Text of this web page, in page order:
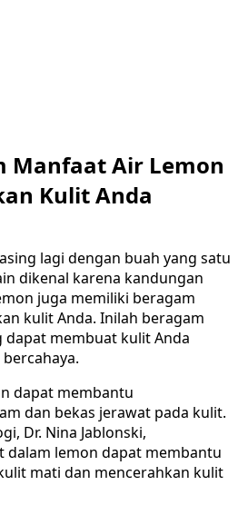
Manfaat Air Lemon
Kulit Anda
lagi dengan buah yang satu
dikenal karena kandungan
juga memiliki beragam
kulit Anda. Inilah beragam
membuat kulit Anda
dapat membantu
dan bekas jerawat pada kulit.
Dr. Nina Jablonski,
dalam lemon dapat membantu
mati dan mencerahkan kulit